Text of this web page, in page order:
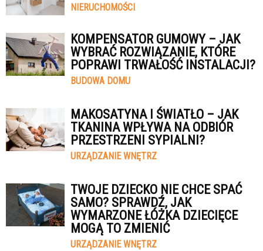
NIERUCHOMOŚCI
KOMPENSATOR GUMOWY – JAK
WYBRAĆ ROZWIĄZANIE, KTÓRE
POPRAWI TRWAŁOŚĆ INSTALACJI?
BUDOWA DOMU
MAKOSATYNA I ŚWIATŁO – JAK
TKANINA WPŁYWA NA ODBIÓR
PRZESTRZENI SYPIALNI?
URZĄDZANIE WNĘTRZ
TWOJE DZIECKO NIE CHCE SPAĆ
SAMO? SPRAWDŹ, JAK
WYMARZONE ŁÓŻKA DZIECIĘCE
MOGĄ TO ZMIENIĆ
URZĄDZANIE WNĘTRZ